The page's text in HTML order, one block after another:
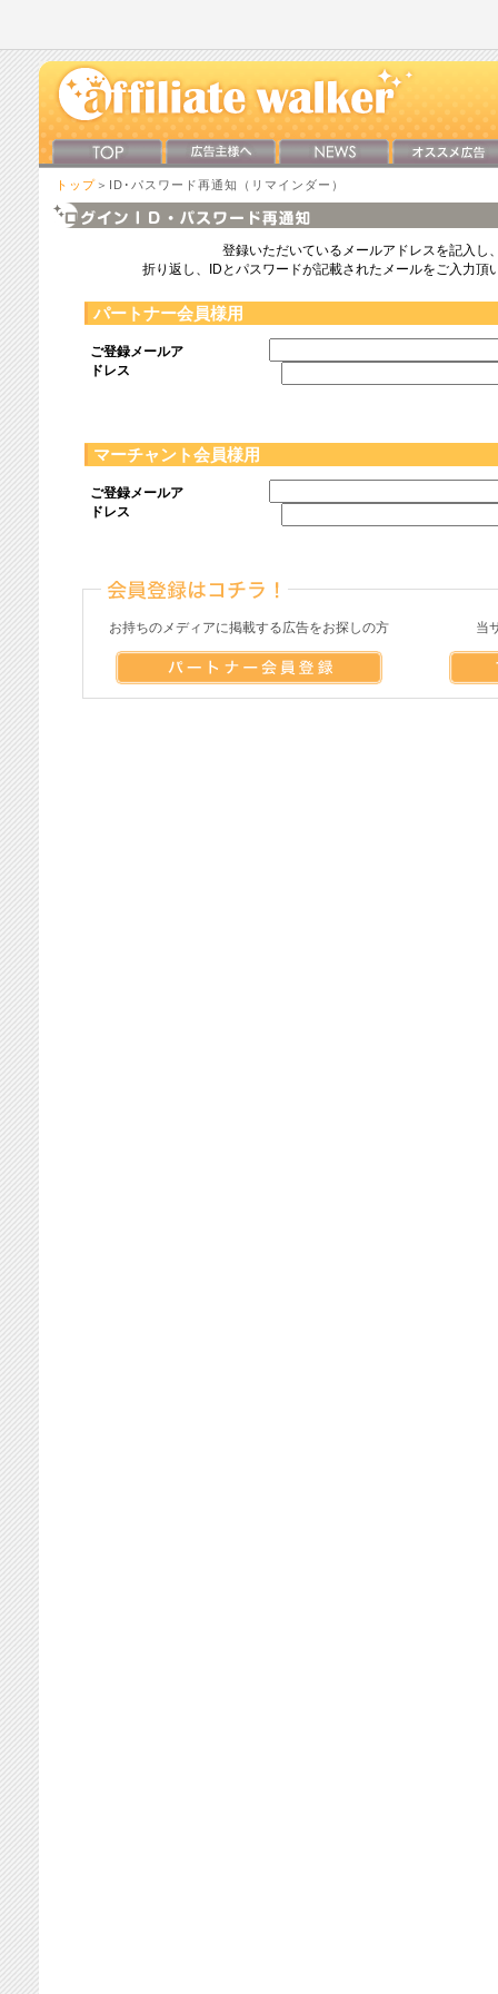
トップ ＞ID･パスワード再通知（リマインダー）
登録いただいているメールアドレスを記入し
折り返し、IDとパスワードが記載されたメールをご入力頂
パートナー会員様用
ご登録メールア
ドレス
マーチャント会員様用
ご登録メールア
ドレス
お持ちのメディアに掲載する広告をお探しの方 当